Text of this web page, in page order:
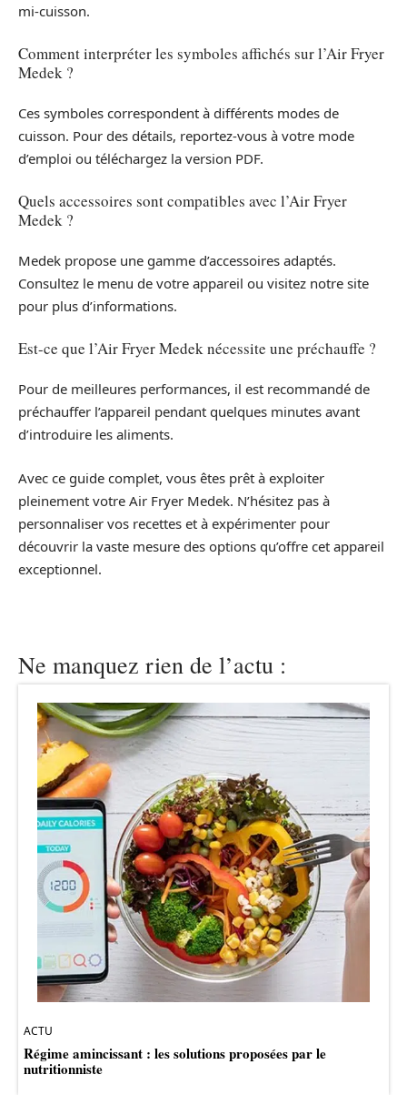
mi-cuisson.
Comment interpréter les symboles affichés sur l’Air Fryer
Medek ?
Ces symboles correspondent à différents modes de
cuisson. Pour des détails, reportez-vous à votre mode
d’emploi ou téléchargez la version PDF.
Quels accessoires sont compatibles avec l’Air Fryer
Medek ?
Medek propose une gamme d’accessoires adaptés.
Consultez le menu de votre appareil ou visitez notre site
pour plus d’informations.
Est-ce que l’Air Fryer Medek nécessite une préchauffe ?
Pour de meilleures performances, il est recommandé de
préchauffer l’appareil pendant quelques minutes avant
d’introduire les aliments.
Avec ce guide complet, vous êtes prêt à exploiter
pleinement votre Air Fryer Medek. N’hésitez pas à
personnaliser vos recettes et à expérimenter pour
découvrir la vaste mesure des options qu’offre cet appareil
exceptionnel.
Ne manquez rien de l’actu :
ACTU
Régime amincissant : les solutions proposées par le
nutritionniste